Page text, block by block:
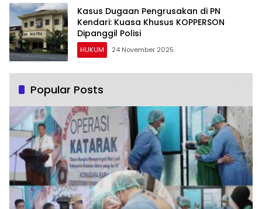
Kasus Dugaan Pengrusakan di PN
Kendari: Kuasa Khusus KOPPERSON
Dipanggil Polisi
HUKUM 24 November 2025
Popular Posts